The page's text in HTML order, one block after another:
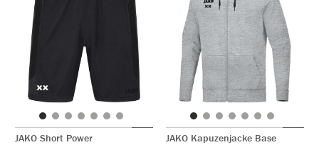
JAKO Short Power
JAKO Kapuzenjacke Base